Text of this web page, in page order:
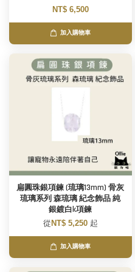
NT$ 6,500
加入購物車
扁圓珠銀項鍊 (琉璃13mm) 骨灰
琉璃系列 森琉璃 紀念飾品 純
銀鍍白k項鍊
從 NT$ 5,250 起
加入購物車